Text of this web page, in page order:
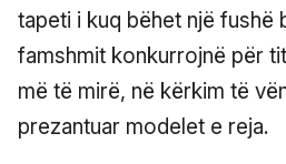
tapeti i kuq bëhet një fushë
famshmit konkurrojnë për
më të mirë, në kërkim të
prezantuar modelet e reja.